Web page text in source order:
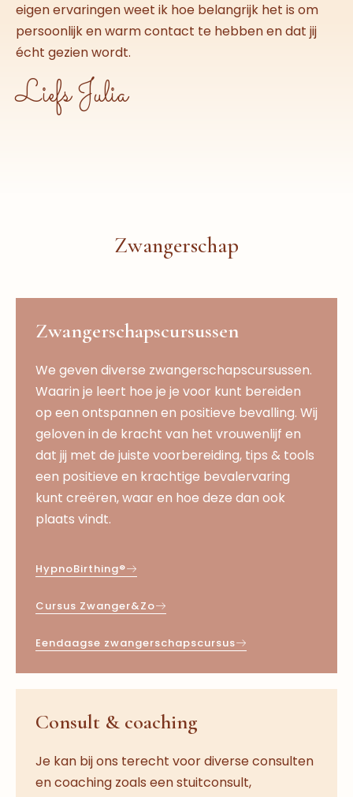
eigen ervaringen weet ik hoe belangrijk het is om
persoonlijk en warm contact te hebben en dat jij
écht gezien wordt.
Liefs Julia
Zwangerschap
Zwangerschapscursussen
We geven diverse zwangerschapscursussen.
Waarin je leert hoe je je voor kunt bereiden
op een ontspannen en positieve bevalling. Wij
geloven in de kracht van het vrouwenlijf en
dat jij met de juiste voorbereiding, tips & tools
een positieve en krachtige bevalervaring
kunt creëren, waar en hoe deze dan ook
plaats vindt.
HypnoBirthing®
Cursus Zwanger&Zo
Eendaagse zwangerschapscursus
Consult & coaching
Je kan bij ons terecht voor diverse consulten
en coaching zoals een stuitconsult,